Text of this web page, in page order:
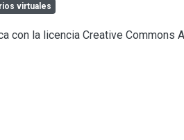
virtuales
con la licencia Creative Commons